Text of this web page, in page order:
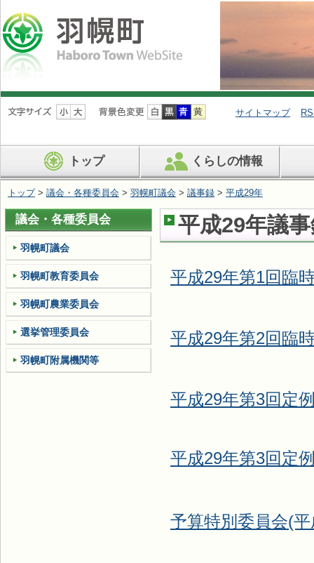
ナ
ビ
ン
を
ば
す
サイトマップ
トップ くらしの情報
トップ> 議会・各種委員会 > 羽幌町議会 > 議事録 > 平成29年
平成29年議
平成29年第1回臨
平成29年第2回臨
平成29年第3回定
平成29年第3回定
予算特別委員会(
議会・各種委員会
羽幌町議会
羽幌町教育委員会
羽幌町農業委員会
選挙管理委員会
羽幌町附属機関等